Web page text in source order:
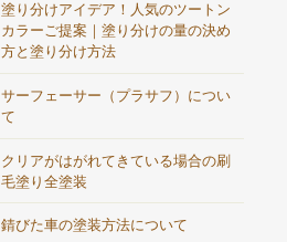
塗り分けアイデア！人気のツートン
カラーご提案｜塗り分けの量の決め
方と塗り分け方法
サーフェーサー（プラサフ）につい
て
クリアがはがれてきている場合の刷
毛塗り全塗装
錆びた車の塗装方法について